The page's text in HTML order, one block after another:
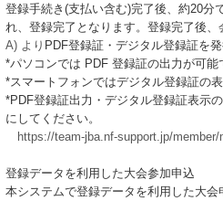
登録手続き(支払い含む)完了後、約20分
れ、登録完了となります。登録完了後、
A) より PDF登録証・デジタル登録証を
*パソコンでは PDF 登録証の出力が可能
*スマートフォンではデジタル登録証の表
*PDF登録証出力・デジタル登録証表示
にしてください。
https://team-jba.nf-support.jp/
登録データを利用した大会参加申込
本システムで登録データを利用した大